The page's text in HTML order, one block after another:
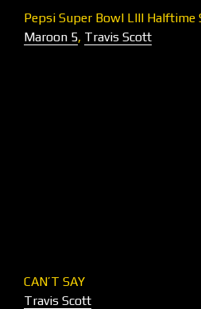
Pepsi Super Bowl LIII Halftime
Maroon 5, Travis Scott
CAN’T SAY
Travis Scott